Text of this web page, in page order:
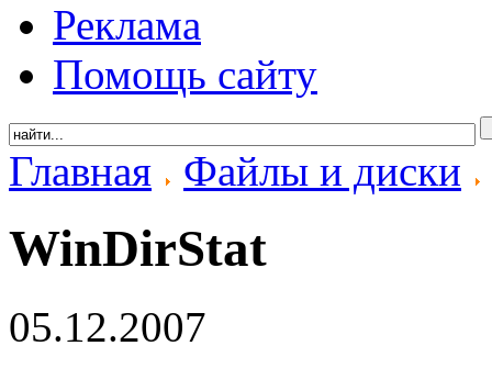
Реклама
Помощь сайту
Главная Файлы и диски
WinDirStat
05.12.2007